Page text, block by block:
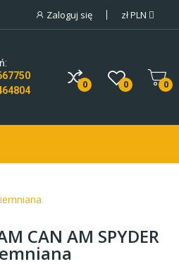
Zaloguj się złPLN
0 0 0
CAN AM SPYDER